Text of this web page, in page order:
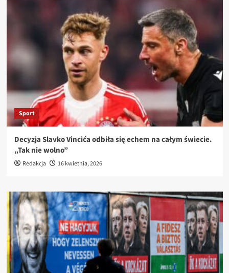
Sport
Decyzja Slavko Vincića odbiła się echem na całym świecie.
„Tak nie wolno”
Redakcja 16 kwietnia, 2026